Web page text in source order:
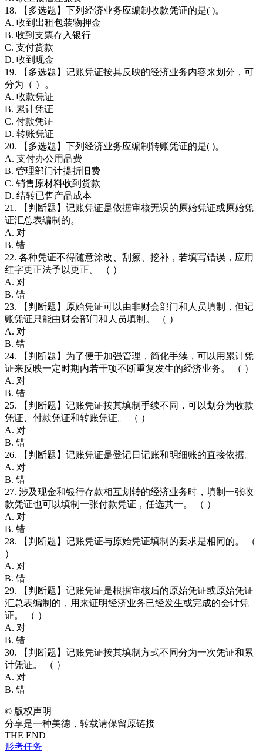
18. 【多选题】下列经济业务应编制收款凭证的是( )。
A. 收到出租包装物押金
B. 收到支票存入银行
C. 支付货款
D. 收到现金
19. 【多选题】记账凭证按其反映的经济业务内容来划分，可
分为（ ）。
A. 收款凭证
B. 累计凭证
C. 付款凭证
D. 转账凭证
20. 【多选题】下列经济业务应编制转账凭证的是( )。
A. 支付办公用品费
B. 管理部门计提折旧费
C. 销售原材料收到货款
D. 结转已售产品成本
21. 【判断题】记账凭证是依据审核无误的原始凭证或原始凭
证汇总表编制的。
A. 对
B. 错
22. 各种凭证不得随意涂改、刮擦、挖补，若填写错误，应用
红字更正法予以更正。 （ ）
A. 对
B. 错
23. 【判断题】原始凭证可以由非财会部门和人员填制，但记
账凭证只能由财会部门和人员填制。 （ ）
A. 对
B. 错
24. 【判断题】为了便于加强管理，简化手续，可以用累计凭
证来反映一定时期内若干项不断重复发生的经济业务。 （ ）
A. 对
B. 错
25. 【判断题】记账凭证按其填制手续不同，可以划分为收款
凭证、付款凭证和转账凭证。 （ ）
A. 对
B. 错
26. 【判断题】记账凭证是登记日记账和明细账的直接依据。
A. 对
B. 错
27. 涉及现金和银行存款相互划转的经济业务时，填制一张收
款凭证也可以填制一张付款凭证，任选其一。 （ ）
A. 对
B. 错
28. 【判断题】记账凭证与原始凭证填制的要求是相同的。 （
）
A. 对
B. 错
29. 【判断题】记账凭证是根据审核后的原始凭证或原始凭证
汇总表编制的，用来证明经济业务已经发生或完成的会计凭
证。 （ ）
A. 对
B. 错
30. 【判断题】记账凭证按其填制方式不同分为一次凭证和累
计凭证。 （ ）
A. 对
B. 错
© 版权声明
分享是一种美德，转载请保留原链接
THE END
形考任务